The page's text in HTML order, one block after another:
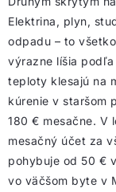
Elektrina, plyn,
odpadu – to
výrazne líšia
teploty klesajú na
kúrenie v staršom
180 € mesačne. V
mesačný účet za
pohybuje od 50 €
vo väčšom byte v